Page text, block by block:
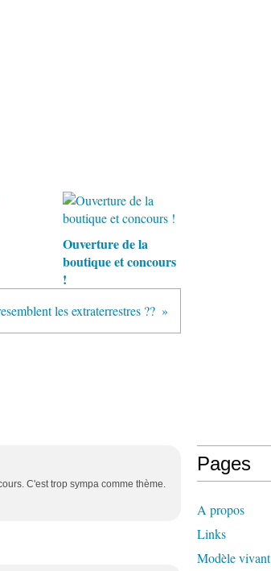
Ouverture de la
boutique et concours
!
les extraterrestres ??
C'est trop sympa comme thème.
Pages
A propos
Links
Modèle vivant